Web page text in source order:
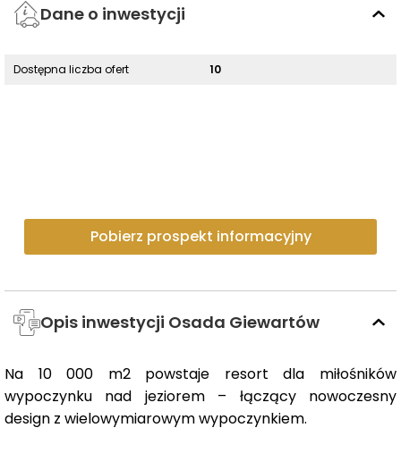
Dane o inwestycji
Dostępna liczba ofert 10
Pobierz prospekt informacyjny
Opis inwestycji Osada Giewartów
Na 10 000 m2 powstaje resort dla miłośników
wypoczynku nad jeziorem – łączący nowoczesny
design z wielowymiarowym wypoczynkiem.